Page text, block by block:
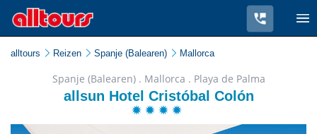
alltours Reizen Spanje (Balearen) Mallorca
Spanje (Balearen) . Mallorca . Playa de Palma
allsun Hotel Cristóbal Colón